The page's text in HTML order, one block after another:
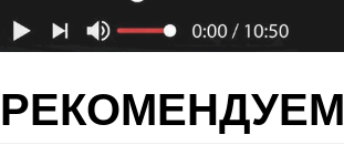
РЕКОМЕНДУЕМ